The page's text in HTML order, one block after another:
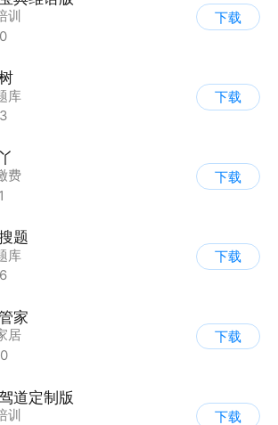
训
下载
库
下载
费
下载
题
库
下载
家
居
下载
道定制版
训
下载